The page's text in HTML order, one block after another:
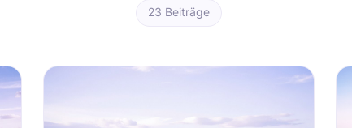
23 Beiträge